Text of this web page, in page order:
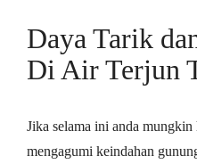
Daya Tarik
Di Air Terjun
Jika selama ini anda mungkin
mengagumi keindahan